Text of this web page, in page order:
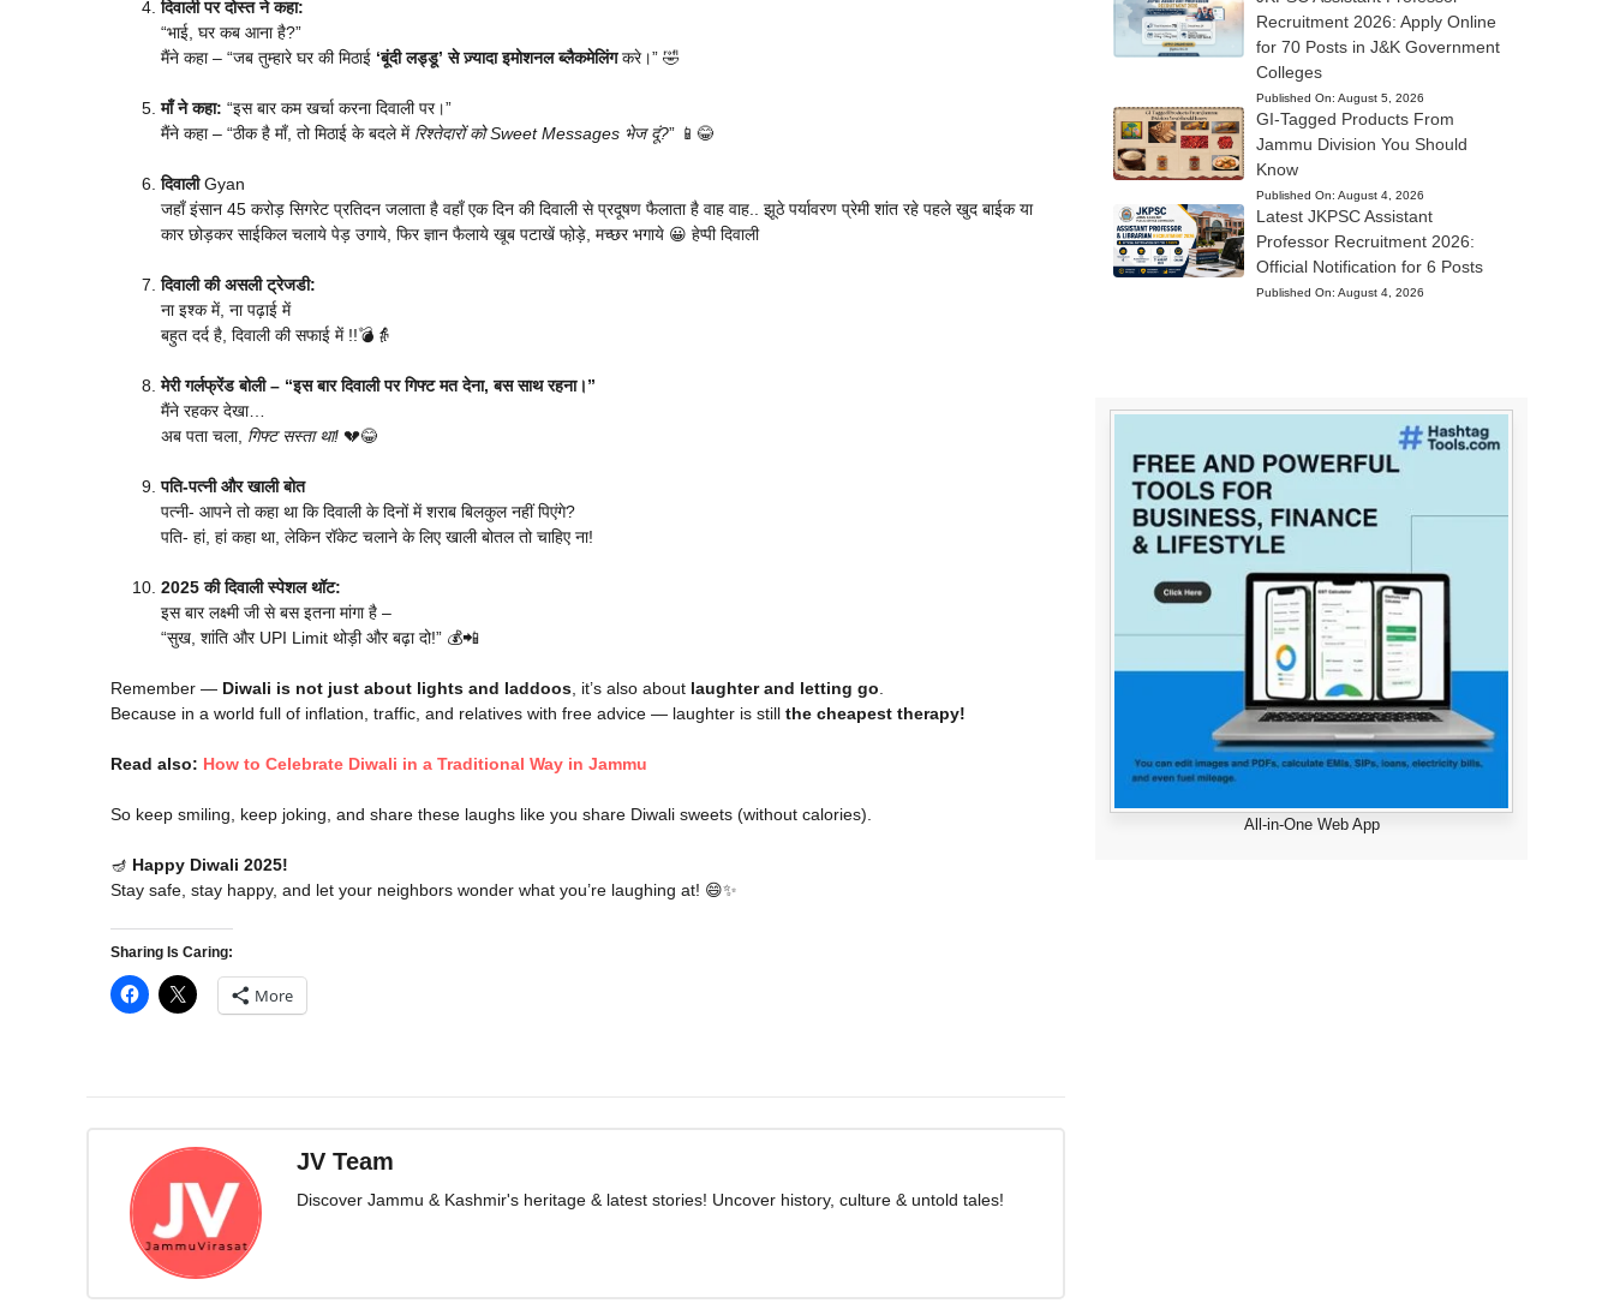
दिवाली पर दोस्त ने कहा:
“भाई, घर कब आना है?”
मैंने कहा – “जब तुम्हारे घर की मिठाई ‘बूंदी लड्डू’ से ज़्यादा इमोशनल ब्लैकमेलिंगकरे।” 🤣
माँ ने कहा: “इस बार कम खर्चा करना दिवाली पर।”
मैंने कहा – “ठीक है माँ, तो मिठाई के बदले में रिश्तेदारों को Sweet Messages भेज दूं?” 📱😂
दिवालीGyan
जहाँ इंसान 45 करोड़ सिगरेट प्रतिदन जलाता है वहाँ एक दिन की दिवाली से प्रदूषण फैलाता है वाह वाह.. झूठे पर्यावरण प्रेमी शांत रहे पहले खुद बाईक या
कार छोड़कर साईकिल चलाये पेड़ उगाये, फिर ज्ञान फैलाये खूब पटाखें फो़ड़े, मच्छर भगाये 😀 हेप्पी दिवाली
दिवाली की असली ट्रेजडी:
ना इश्क में, ना पढ़ाई में
बहुत दर्द है, दिवाली की सफाई में !!💣👵
मेरी गर्लफ्रेंड बोली – “इस बार दिवाली पर गिफ्ट मत देना, बस साथ रहना।”
मैंने रहकर देखा…
अब पता चला, गिफ्ट सस्ता था! 💔😂
पति-पत्नी और खाली बोत
पत्नी- आपने तो कहा था कि दिवाली के दिनों में शराब बिलकुल नहीं पिएंगे?
पति- हां, हां कहा था, लेकिन रॉकेट चलाने के लिए खाली बोतल तो चाहिए ना!
2025 की दिवाली स्पेशल थॉट:
इस बार लक्ष्मी जी से बस इतना मांगा है –
“सुख, शांति और UPI Limit थोड़ी और बढ़ा दो!” 💰📲
Remember — Diwali is not just about lights and laddoos , it’s also about laughter and letting go
Because in a world full of inflation, traffic, and relatives with free advice — laughter is still the cheapest therapy!
Read also: How to Celebrate Diwali in a Traditional Way in Jammu
So keep smiling, keep joking, and share these laughs like you share Diwali sweets (without calories).
🪔 Happy Diwali 2025!
Stay safe, stay happy, and let your neighbors wonder what you’re laughing at! 😄✨
Sharing Is Caring:
More
JV Team
Discover Jammu & Kashmir's heritage & latest stories! Uncover history, culture & untold tales!
Recruitment 2026: Apply Online
for 70 Posts in J&K Government
Colleges
Published On: August 5, 2026
GI-Tagged Products From
Jammu Division You Should
Know
Published On: August 4, 2026
Latest JKPSC Assistant
Professor Recruitment 2026:
Official Notification for 6 Posts
Published On: August 4, 2026
All-in-One Web App